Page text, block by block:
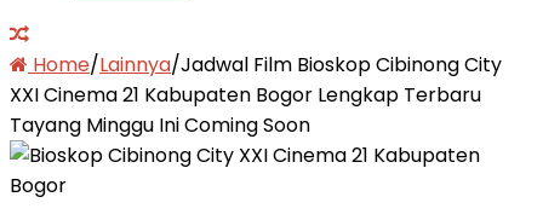
Home/Lainnya/Jadwal Film Bioskop Cibinong City
XXI Cinema 21 Kabupaten Bogor Lengkap Terbaru
Tayang Minggu Ini Coming Soon